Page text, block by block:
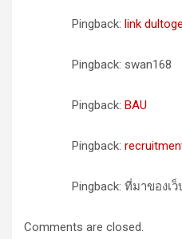
Pingback: link
Pingback: swan168
Pingback: BAU
Pingback:
Pingback: ที่มาของเ
Comments are closed.